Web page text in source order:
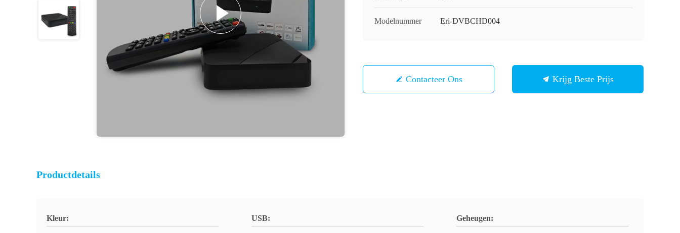
Modelnummer Eri-DVBCHD004
Contacteer Ons Krijg Beste Prijs
Productdetails
Kleur: USB: Geheugen: